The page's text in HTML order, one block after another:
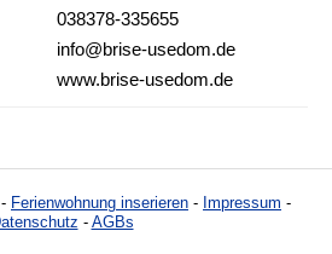
038378-335655
info@brise-usedom.de
www.brise-usedom.de
- Ferienwohnung inserieren - Impressum -
- AGBs